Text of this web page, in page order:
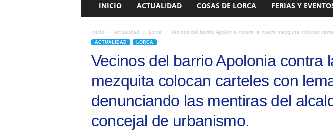
INICIO ACTUALIDAD COSAS DE LORCA FERIAS Y
Inicio Actualidad Lorca Vecinos del barrio Apolonia contra la nueva mezquita colocan
ACTUALIDAD LORCA
Vecinos del barrio Apolonia contra
mezquita colocan carteles con
denunciando las mentiras del
concejal de urbanismo.